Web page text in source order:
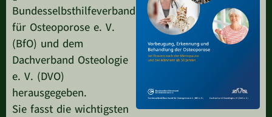
Bundesselbsthilfeverband
für Osteoporose e. V.
(BfO) und dem
Dachverband Osteologie
e. V. (DVO)
herausgegeben.
Sie fasst die wichtigsten